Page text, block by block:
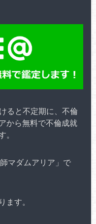
ると不定期に、不倫
から無料で不倫成就
。
マダムアリア」で
ます。